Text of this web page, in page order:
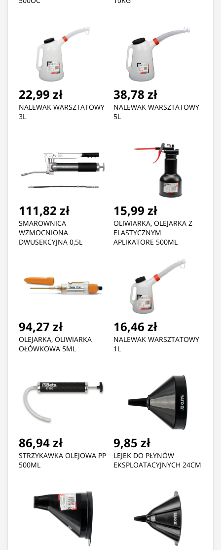
22,99 zł
NALEWAK WARSZTATOWY
3L
38,78 zł
NALEWAK WARSZTATOWY
5L
111,82 zł
SMAROWNICA
WZMOCNIONA
DWUSEKCYJNA 0,5L
15,99 zł
OLIWIARKA, OLEJARKA Z
ELASTYCZNYM
APLIKATORE 500ML
94,27 zł
OLEJARKA, OLIWIARKA
OŁÓWKOWA 5ML
16,46 zł
NALEWAK WARSZTATOWY
1L
86,94 zł
STRZYKAWKA OLEJOWA PP
500ML
9,85 zł
LEJEK DO PŁYNÓW
EKSPLOATACYJNYCH 24CM